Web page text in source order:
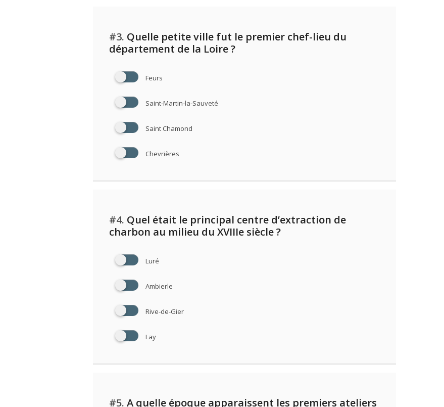
#3. Quelle petite ville fut le premier chef-lieu du
département de la Loire ?
Feurs
Saint-Martin-la-Sauveté
Saint Chamond
Chevrières
#4. Quel était le principal centre d’extraction de
charbon au milieu du XVIIIe siècle ?
Luré
Ambierle
Rive-de-Gier
Lay
#5. A quelle époque apparaissent les premiers ateliers